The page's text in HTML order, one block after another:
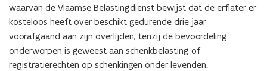
waarvan de Vlaamse Belastingdienst bewijst dat de erflater er
kosteloos heeft over beschikt gedurende drie jaar
voorafgaand aan zijn overlijden, tenzij de bevoordeling
onderworpen is geweest aan schenkbelasting of
registratierechten op schenkingen onder levenden.